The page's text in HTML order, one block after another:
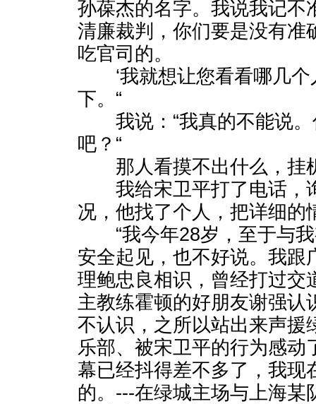
孙葆杰的名字。我说我记不
清廉裁判，你们要是没有准
吃官司的。
‘我就想让您看看哪几个
下。“
我说：“我真的不能说。
吧？“
那人看摸不出什么，挂
我给宋卫平打了电话，
况，他找了个人，把详细的
“我今年28岁，至于与我
安全起见，也不好说。我跟
理鲍忠良相识，曾经打过交
主教练霍顿的好朋友谢强认
不认识，之所以站出来声援
乐部、被宋卫平的行为感动
幕已经抖得差不多了，我现
的。---在绿城主场与上海某